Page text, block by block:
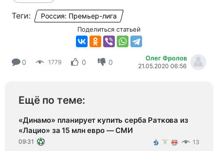
Теги: Россия: Премьер-лига
Поделиться статьей
0 1779 0 0 Олег Фролов
21.05.2020 06:56
Ещё по теме:
«Динамо» планирует купить серба Раткова из
«Лацио» за 15 млн евро — СМИ
09:31 13